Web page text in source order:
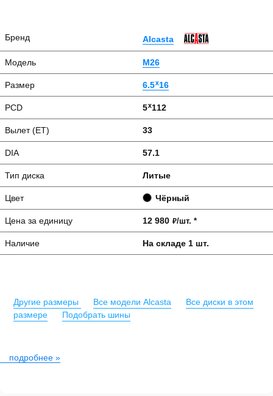
Бренд Alcasta
Модель M26
Размер 6.5ᕁ16
PCD 5ᕁ112
Вылет (ET) 33
DIA 57.1
Тип диска Литые
Цвет Чёрный
Цена за единицу 12 980 руб./шт. *
Наличие 1 шт.
Другие размеры Все модели Alcasta
Все диски в этом
размере
Подобрать шины
подробнее »